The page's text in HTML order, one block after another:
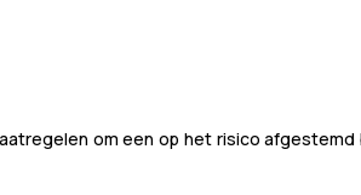
om een op het risico